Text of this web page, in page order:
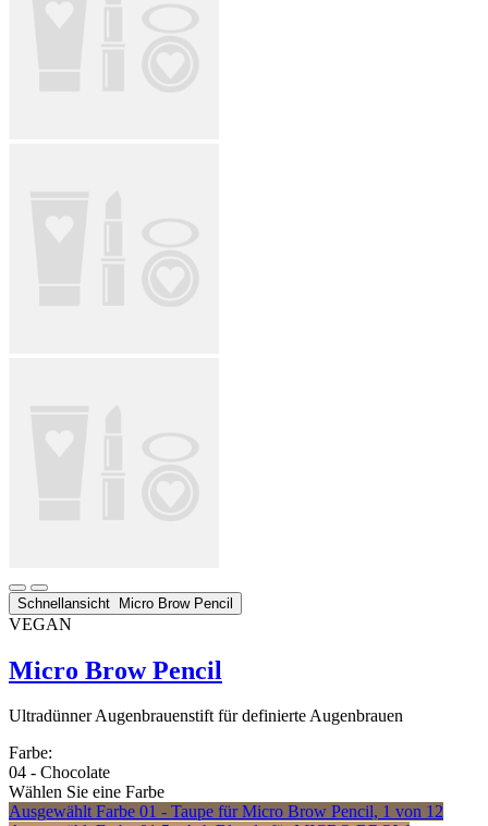
Schnellansicht Micro Brow Pencil
VEGAN
Micro Brow Pencil
Ultradünner Augenbrauenstift für definierte Augenbrauen
Farbe:
04 - Chocolate
Wählen Sie eine Farbe
Ausgewählt Farbe 01 - Taupe für Micro Brow Pencil, 1 von 12